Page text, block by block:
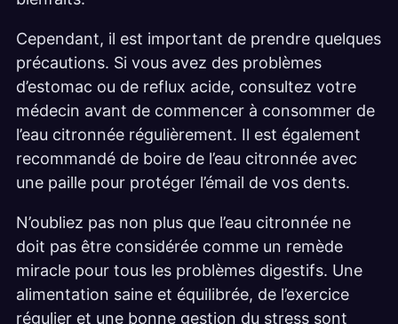
Cependant, il est important de prendre quelques
précautions. Si vous avez des problèmes
d’estomac ou de reflux acide, consultez votre
médecin avant de commencer à consommer de
l’eau citronnée régulièrement. Il est également
recommandé de boire de l’eau citronnée avec
une paille pour protéger l’émail de vos dents.
N’oubliez pas non plus que l’eau citronnée ne
doit pas être considérée comme un remède
miracle pour tous les problèmes digestifs. Une
alimentation saine et équilibrée, de l’exercice
régulier et une bonne gestion du stress sont